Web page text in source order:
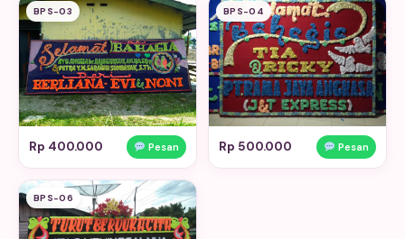
BPS-03
Rp 400.000 Pesan
BPS-04
Rp 500.000 Pesan
BPS-06